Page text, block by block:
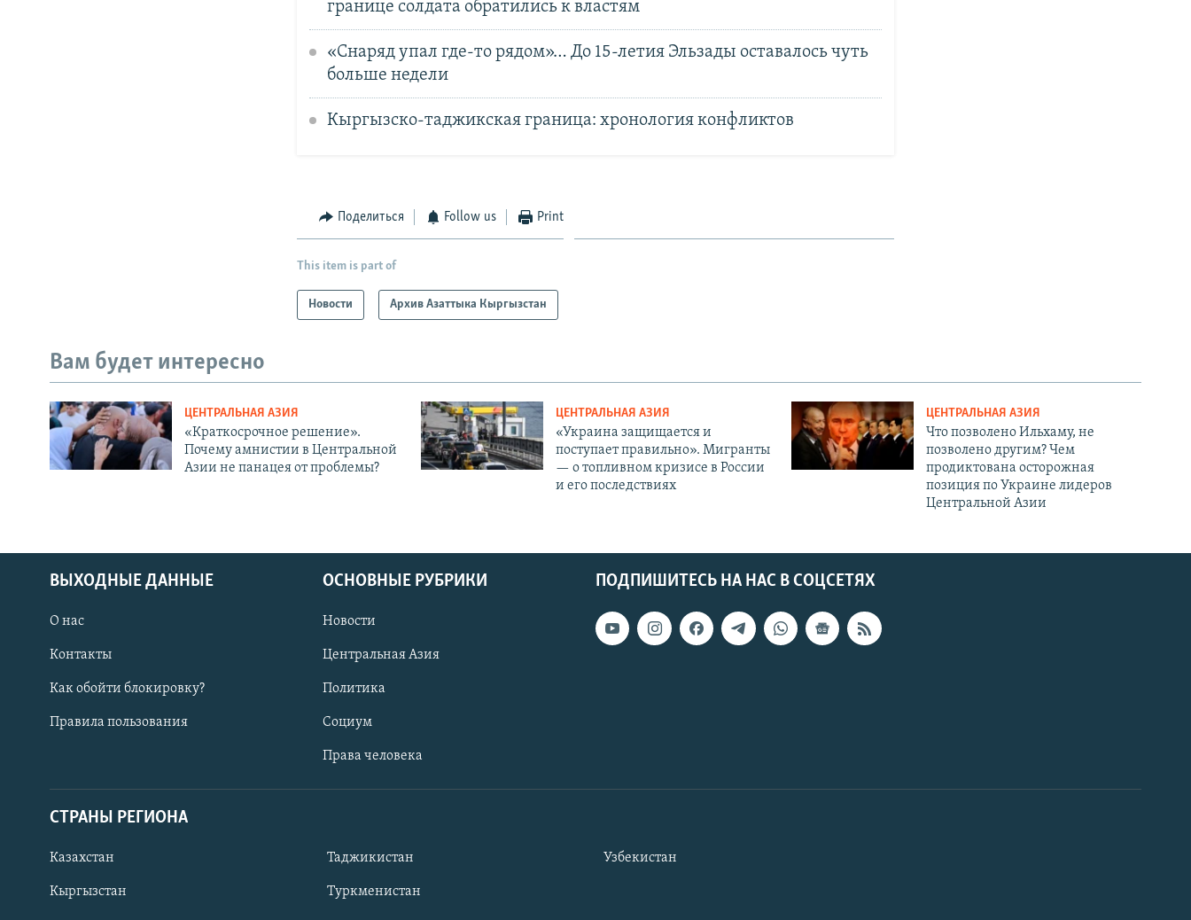
границе солдата обратились к властям
«Снаряд упал где-то рядом»… До 15-летия Эльзады оставалось чуть
больше недели
Кыргызско-таджикская граница: хронология конфликтов
Поделиться Follow us Print
This item is part of
Новости Архив Азаттыка Кыргызстан
Вам будет интересно
ЦЕНТРАЛЬНАЯ АЗИЯ
«Краткосрочное решение».
Почему амнистии в Центральной
Азии не панацея от проблемы?
ЦЕНТРАЛЬНАЯ АЗИЯ
«Украина защищается и
поступает правильно». Мигранты
— о топливном кризисе в России
и его последствиях
ЦЕНТРАЛЬНАЯ АЗИЯ
Что позволено Ильхаму, не
позволено другим? Чем
продиктована осторожная
позиция по Украине лидеров
Центральной Азии
ПОДПИШИТЕСЬ НА НАС В СОЦСЕТЯХ
ВЫХОДНЫЕ ДАННЫЕ
О нас
Контакты
Как обойти блокировку?
Правила пользования
ОСНОВНЫЕ РУБРИКИ
Новости
Центральная Азия
Политика
Социум
Права человека
СТРАНЫ РЕГИОНА
Казахстан
Кыргызстан
Таджикистан
Туркменистан
Узбекистан